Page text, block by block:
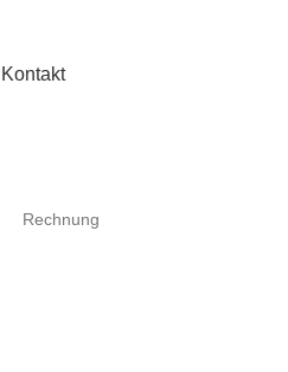
Kontakt
Rechnung